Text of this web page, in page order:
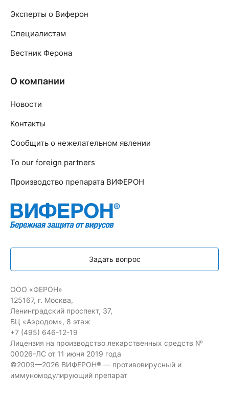
Эксперты о Виферон
Специалистам
Вестник Ферона
О компании
Новости
Контакты
Сообщить о нежелательном явлении
To our foreign partners
Производство препарата ВИФЕРОН
Задать вопрос
ООО «ФЕРОН»
125167, г. Москва,
Ленинградский проспект, 37,
БЦ «Аэродом», 8 этаж
+7 (495) 646-12-19
Лицензия на производство лекарственных средств №
00026-ЛС от 11 июня 2019 года
©2009—2026 ВИФЕРОН® — противовирусный и
иммуномодулирующий препарат